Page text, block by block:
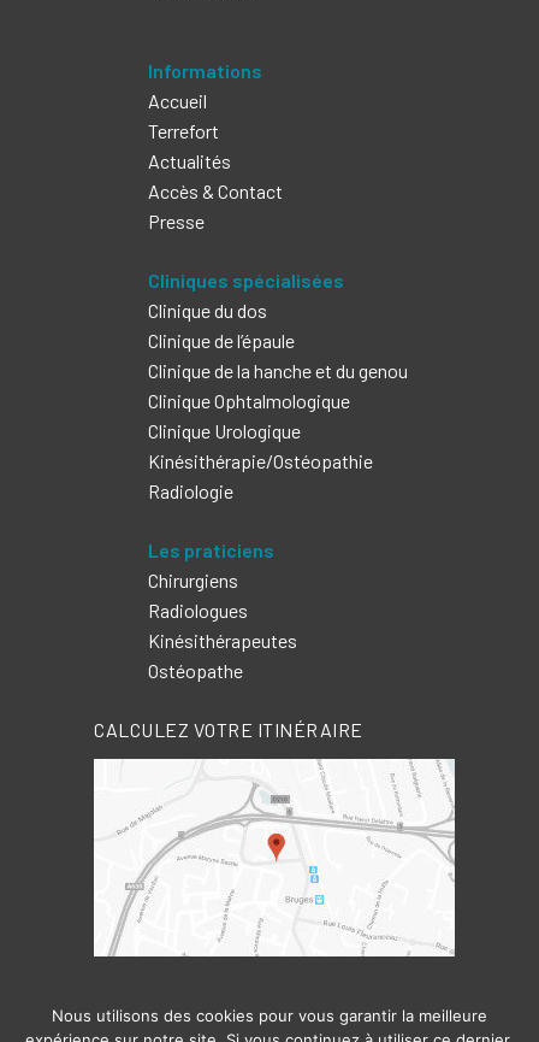
Informations
Accueil
Terrefort
Actualités
Accès & Contact
Presse
Cliniques spécialisées
Clinique du dos
Clinique de l’épaule
Clinique de la hanche et du genou
Clinique Ophtalmologique
Clinique Urologique
Kinésithérapie/Ostéopathie
Radiologie
Les praticiens
Chirurgiens
Radiologues
Kinésithérapeutes
Ostéopathe
CALCULEZ VOTRE ITINÉRAIRE
Nous utilisons des cookies pour vous garantir la meilleure